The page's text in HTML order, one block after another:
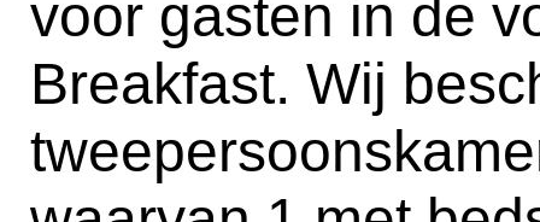
voor gasten in de
Breakfast. Wij